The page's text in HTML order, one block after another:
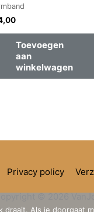
Toevoegen
aan
winkelwagen
Privacy policy
© 2026
Als je